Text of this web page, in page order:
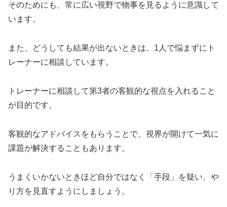
そのためにも、常に広い視野で物事を見るように意識して
います。
また、どうしても結果が出ないときは、1人で悩まずにト
レーナーに相談しています。
トレーナーに相談して第3者の客観的な視点を入れること
が目的です。
客観的なアドバイスをもらうことで、視界が開けて一気に
課題が解決することもあります。
うまくいかないときほど自分ではなく「手段」を疑い、や
り方を見直すようにしましょう。